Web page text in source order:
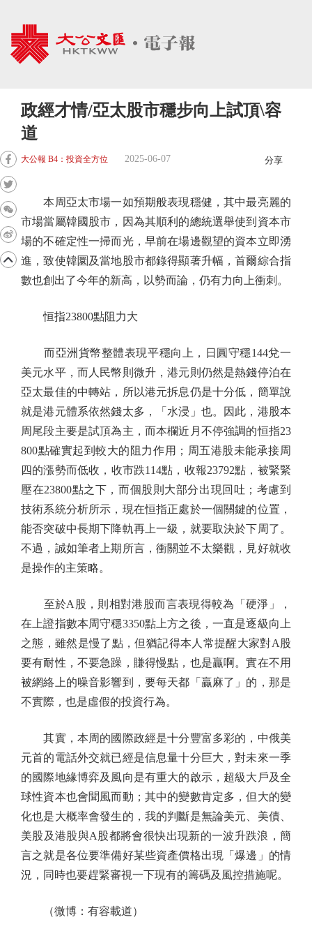
政經才情/亞太股市穩步向上試頂\容
道
大公報 B4：投資全方位 2025-06-07 分享
本周亞太市場一如預期般表現穩健，其中最亮麗的
市場當屬韓國股市，因為其順利的總統選舉使到資本市
場的不確定性一掃而光，早前在場邊觀望的資本立即湧
進，致使韓圜及當地股市都錄得顯著升幅，首爾綜合指
數也創出了今年的新高，以勢而論，仍有力向上衝刺。
恒指23800點阻力大
而亞洲貨幣整體表現平穩向上，日圓守穩144兌一
美元水平，而人民幣則微升，港元則仍然是熱錢停泊在
亞太最佳的中轉站，所以港元拆息仍是十分低，簡單說
就是港元體系依然錢太多，「水浸」也。因此，港股本
周尾段主要是試頂為主，而本欄近月不停強調的恒指23
800點確實起到較大的阻力作用；周五港股未能承接周
四的漲勢而低收，收市跌114點，收報23792點，被緊緊
壓在23800點之下，而個股則大部分出現回吐；考慮到
技術系統分析所示，現在恒指正處於一個關鍵的位置，
能否突破中長期下降軌再上一級，就要取決於下周了。
不過，誠如筆者上期所言，衝關並不太樂觀，見好就收
是操作的主策略。
至於A股，則相對港股而言表現得較為「硬淨」，
在上證指數本周守穩3350點上方之後，一直是逐級向上
之態，雖然是慢了點，但猶記得本人常提醒大家對A股
要有耐性，不要急躁，賺得慢點，也是贏啊。實在不用
被網絡上的噪音影響到，要每天都「贏麻了」的，那是
不實際，也是虛假的投資行為。
其實，本周的國際政經是十分豐富多彩的，中俄美
元首的電話外交就已經是信息量十分巨大，對未來一季
的國際地緣博弈及風向是有重大的啟示，超級大戶及全
球性資本也會聞風而動；其中的變數肯定多，但大的變
化也是大概率會發生的，我的判斷是無論美元、美債、
美股及港股與A股都將會很快出現新的一波升跌浪，簡
言之就是各位要準備好某些資產價格出現「爆邊」的情
況，同時也要趕緊審視一下現有的籌碼及風控措施呢。
（微博：有容載道）